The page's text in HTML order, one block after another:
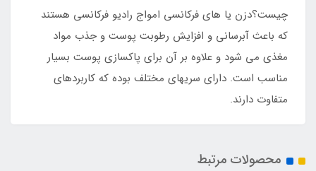
چیست؟دزن یا های فرکانسی امواج رادیو فرکانسی هستند
که باعث آبرسانی و افزایش رطوبت پوست و جذب مواد
مغذی می شود و علاوه بر آن برای پاکسازی پوست بسیار
مناسب است. دارای سریهای مختلف بوده که کاربردهای
متفاوت دارند.
محصولات مرتبط